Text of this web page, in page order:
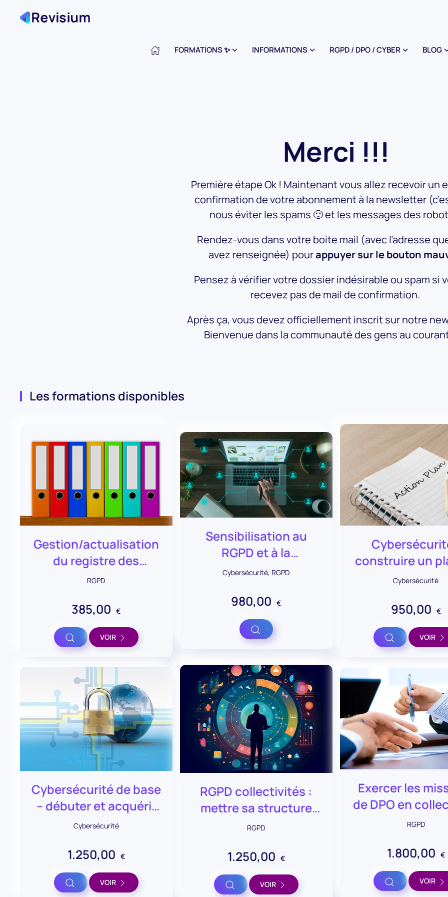
ACCUEILFORMATIONS ✨ INFORMATIONS RGPD / DPO / CYBER BLOG
Merci !!!
Première étape Ok ! Maintenant vous allez recevoir un
confirmation de votre abonnement à la newsletter
nous éviter les spams 🙂 et les messages des
Rendez-vous dans votre boite mail (avec l’adresse
avez renseignée) pourappuyer sur le bouton
Pensez à vérifier votre dossier indésirable ou spam si
recevez pas de mail de confirmation.
Après ça, vous devez officiellement inscrit sur notre
Bienvenue dans la communauté des gens au
Les formations disponibles
Gestion/actualisation
du registre des
traitements
RGPD
385,00 €
Voir VOIR
Sensibilisation au
RGPD et à la
cybersécurité
Cybersécurité, RGPD
980,00 €
Voir
construire un
repriseCybersécurité
950,00 €
Voir VOIR
Cybersécurité de base
– débuter et acquérir
les connaissances
Cybersécurité
1.250,00 €
Voir VOIR
RGPD collectivités :
mettre sa structure
opérationnelle en
RGPD
1.250,00 €
Voir VOIR
Exercer les
de DPO en
RGPD
1.800,00 €
Voir VOIR